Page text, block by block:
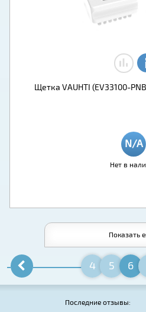
Щетка VAUHTI (EV33100-
Нет в
Показать
4 5 6
Последние отзывы: